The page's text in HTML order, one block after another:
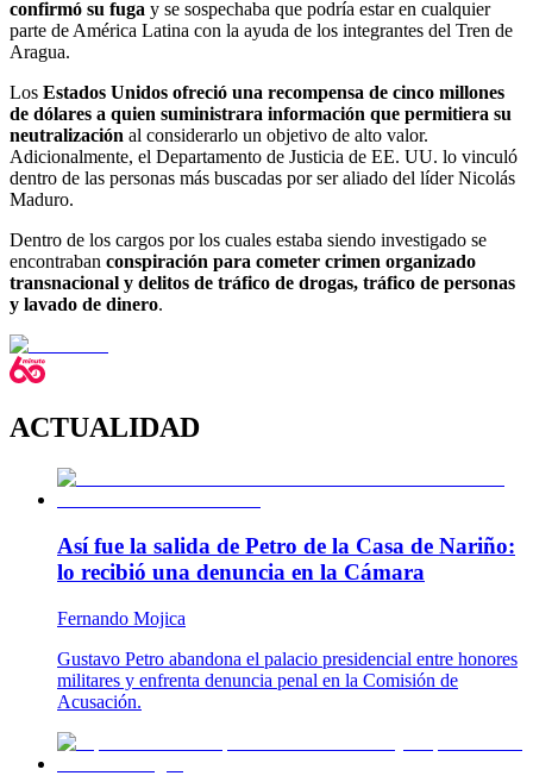
confirmó su fuga y se sospechaba que podría estar en cualquier
parte de América Latina con la ayuda de los integrantes del Tren de
Aragua.
Los Estados Unidos ofreció una recompensa de cinco millones
de dólares a quien suministrara información que permitiera su
neutralización al considerarlo un objetivo de alto valor.
Adicionalmente, el Departamento de Justicia de EE. UU. lo vinculó
dentro de las personas más buscadas por ser aliado del líder Nicolás
Maduro.
Dentro de los cargos por los cuales estaba siendo investigado se
encontraban conspiración para cometer crimen organizado
transnacional y delitos de tráfico de drogas, tráfico de personas
y lavado de dinero.
ACTUALIDAD
Así fue la salida de Petro de la Casa de Nariño:
lo recibió una denuncia en la Cámara
Fernando Mojica
Gustavo Petro abandona el palacio presidencial entre honores
militares y enfrenta denuncia penal en la Comisión de
Acusación.